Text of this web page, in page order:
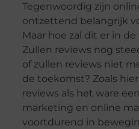
Tegenwoordig zijn
ontzettend belangrijk
Maar hoe zal dit er in
Zullen reviews nog
of zullen reviews niet
de toekomst? Zoals
reviews als het ware
marketing en online
voortdurend in